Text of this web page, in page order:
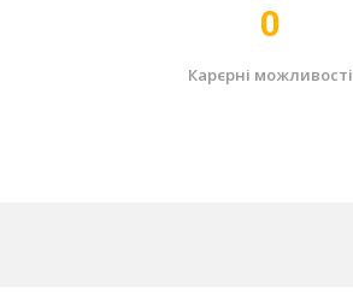
Карєрні можливості
0